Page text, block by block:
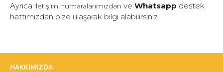
Ayrıca iletişim numaralarımızdan ve Whatsapp destek
hattımızdan bize ulaşarak bilgi alabilirsiniz.
HAKKIMIZDA